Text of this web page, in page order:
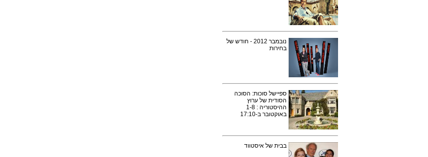
נובמבר 2012 - חודש של
בחירות
ספיישל סוכות: הסוכה
הסודית של ערוץ
ההיסטוריה : 1-8
באוקטובר ב-17:10
בבית של איסטווד